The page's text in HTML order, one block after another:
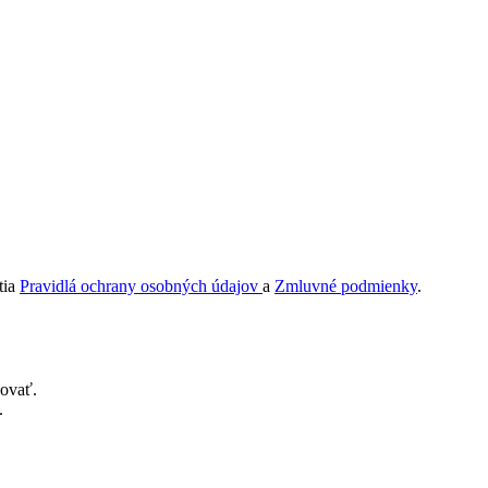
Pravidlá ochrany osobných údajov a Zmluvné podmienky.